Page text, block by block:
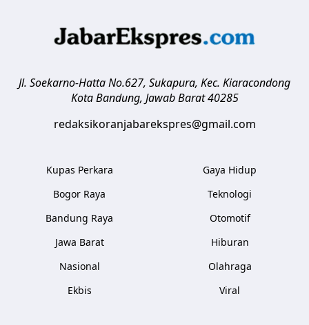
Jl. Soekarno-Hatta No.627, Sukapura, Kec. Kiaracondong
Kota Bandung, Jawab Barat 40285
redaksikoranjabarekspres@gmail.com
Kupas Perkara
Bogor Raya
Bandung Raya
Jawa Barat
Nasional
Ekbis
Gaya Hidup
Teknologi
Otomotif
Hiburan
Olahraga
Viral